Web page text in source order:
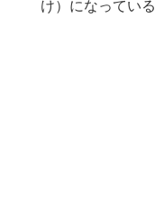
け）になっている